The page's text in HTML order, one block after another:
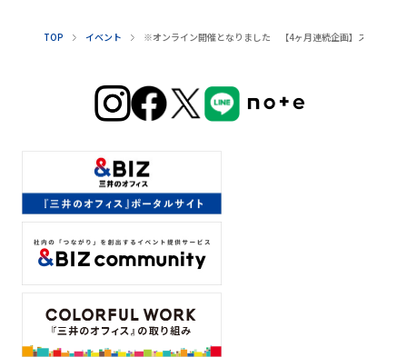
TOP イベント ※オンライン開催となりました 【4ヶ月連続企画】スタートア